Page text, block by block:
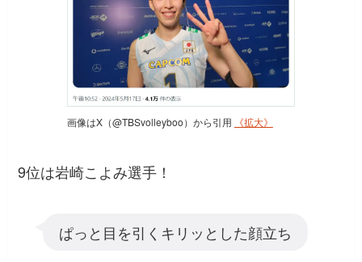
画像はX（@TBSvolleyboo）から引用 《拡大》
9位は岩崎こよみ選手！
ぱっと目を引くキリッとした顔立ち